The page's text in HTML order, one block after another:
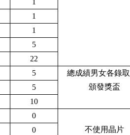
1
1
1
5
22
5
總成績男女各錄
5
頒發獎盃
10
0
0
不使用晶片